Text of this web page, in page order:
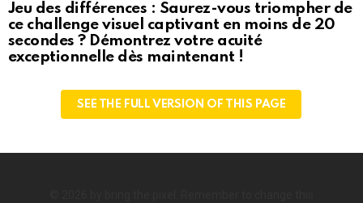
Jeu des différences : Saurez-vous triompher de
ce challenge visuel captivant en moins de 20
secondes ? Démontrez votre acuité
exceptionnelle dès maintenant !
SEE THE FULL VERSION OF THIS PAGE